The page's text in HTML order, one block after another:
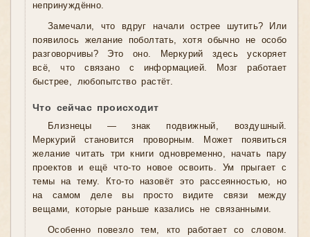
непринуждённо.
Замечали, что вдруг начали острее шутить? Или
появилось желание поболтать, хотя обычно не особо
разговорчивы? Это оно. Меркурий здесь ускоряет
всё, что связано с информацией. Мозг работает
быстрее, любопытство растёт.
Что сейчас происходит
Близнецы — знак подвижный, воздушный.
Меркурий становится проворным. Может появиться
желание читать три книги одновременно, начать пару
проектов и ещё что-то новое освоить. Ум прыгает с
темы на тему. Кто-то назовёт это рассеянностью, но
на самом деле вы просто видите связи между
вещами, которые раньше казались не связанными.
Особенно повезло тем, кто работает со словом.